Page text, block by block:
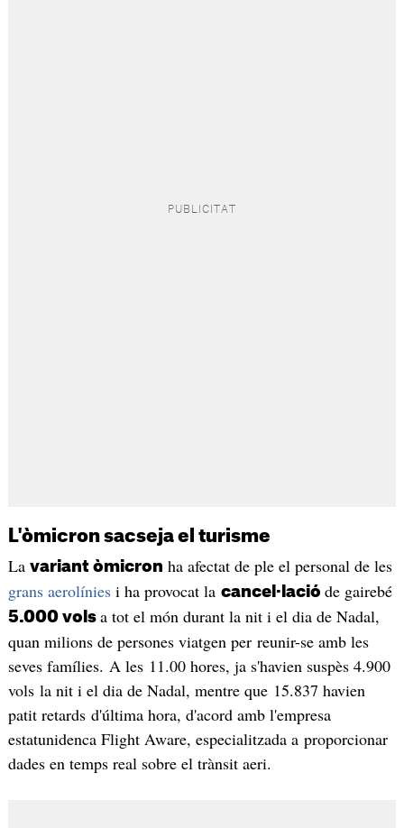
L'òmicron sacseja el turisme
La variant òmicron ha afectat de ple el personal de les
grans aerolíniesi ha provocat la cancel·lació de gairebé
5.000 vols a tot el món durant la nit i el dia de Nadal,
quan milions de persones viatgen per reunir-se amb les
seves famílies. A les 11.00 hores, ja s'havien suspès 4.900
vols la nit i el dia de Nadal, mentre que 15.837 havien
patit retards d'última hora, d'acord amb l'empresa
estatunidenca Flight Aware, especialitzada a proporcionar
dades en temps real sobre el trànsit aeri.